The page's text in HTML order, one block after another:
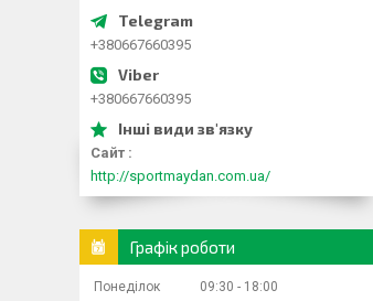
+380667660395
+380667660395
Сайт
http://sportmaydan.com.ua/
Графік роботи
Понеділок 09:30
18:00